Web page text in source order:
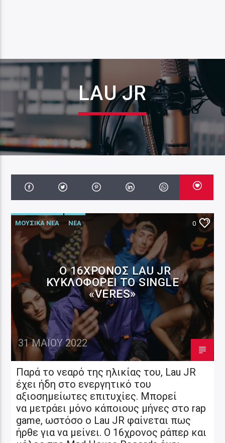
LAU JR
ΜΟΥΣΙΚΑ ΝΕΑ ΝΕΑ 0
Ο 16ΧΡΟΝΟΣ LAU JR
ΚΥΚΛΟΦΟΡΕΊ ΤΟ SINGLE
«VERES»
31 ΜΑΪ́ΟΥ 2022
Παρά το νεαρό της ηλικίας του, Lau JR
έχει ήδη στο ενεργητικό του
αξιοσημείωτες επιτυχίες. Μπορεί
να μετράει μόνο κάποιους μήνες στο rap
game, ωστόσο ο Lau JR φαίνεται πως
ήρθε για να μείνει. Ο 16χρονος ράπερ και